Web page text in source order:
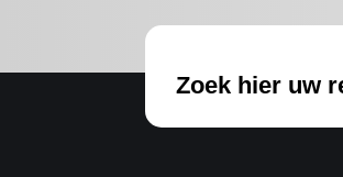
Zoek hier uw